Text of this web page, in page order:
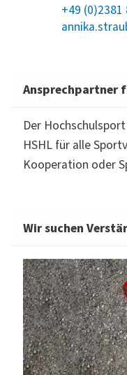
+49
Ansprechpartner
Der
HSHL für alle
Kooperation oder
Wir suchen